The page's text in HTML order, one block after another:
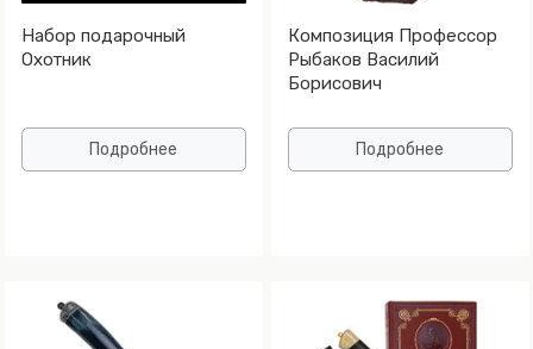
Набор подарочный
Охотник
Подробнее
Композиция Профессор
Рыбаков Василий
Борисович
Подробнее